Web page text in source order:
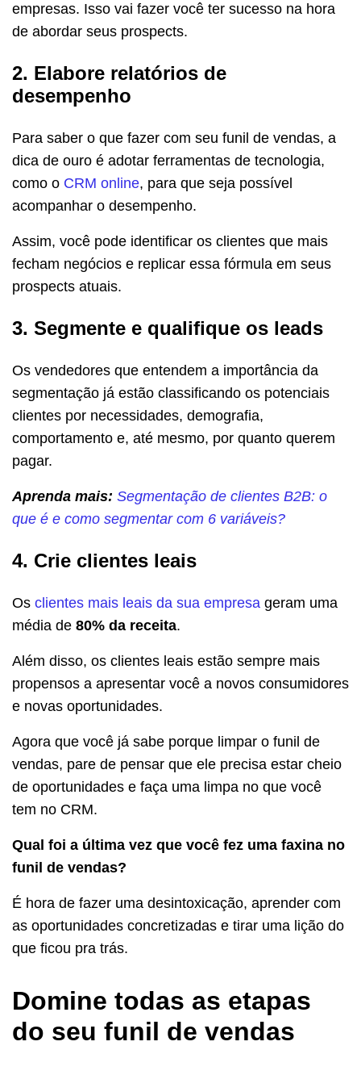
empresas. Isso vai fazer você ter sucesso na hora
de abordar seus prospects.
2. Elabore relatórios de
desempenho
Para saber o que fazer com seu funil de vendas, a
dica de ouro é adotar ferramentas de tecnologia,
como o CRM online, para que seja possível
acompanhar o desempenho.
Assim, você pode identificar os clientes que mais
fecham negócios e replicar essa fórmula em seus
prospects atuais.
3. Segmente e qualifique os leads
Os vendedores que entendem a importância da
segmentação já estão classificando os potenciais
clientes por necessidades, demografia,
comportamento e, até mesmo, por quanto querem
pagar.
Aprenda mais: Segmentação de clientes B2B: o
que é e como segmentar com 6 variáveis?
4. Crie clientes leais
Os clientes mais leais da sua empresa geram uma
média de 80% da receita.
Além disso, os clientes leais estão sempre mais
propensos a apresentar você a novos consumidores
e novas oportunidades.
Agora que você já sabe porque limpar o funil de
vendas, pare de pensar que ele precisa estar cheio
de oportunidades e faça uma limpa no que você
tem no CRM.
Qual foi a última vez que você fez uma faxina no
funil de vendas?
É hora de fazer uma desintoxicação, aprender com
as oportunidades concretizadas e tirar uma lição do
que ficou pra trás.
Domine todas as etapas
do seu funil de vendas